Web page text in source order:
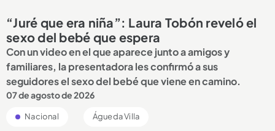
“Juré que era niña”: Laura Tobón reveló el
sexo del bebé que espera
Con un video en el que aparece junto a amigos y
familiares, la presentadora les confirmó a sus
seguidores el sexo del bebé que viene en camino.
07 de agosto de 2026
Nacional Águeda Villa